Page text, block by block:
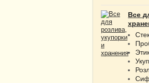
Все